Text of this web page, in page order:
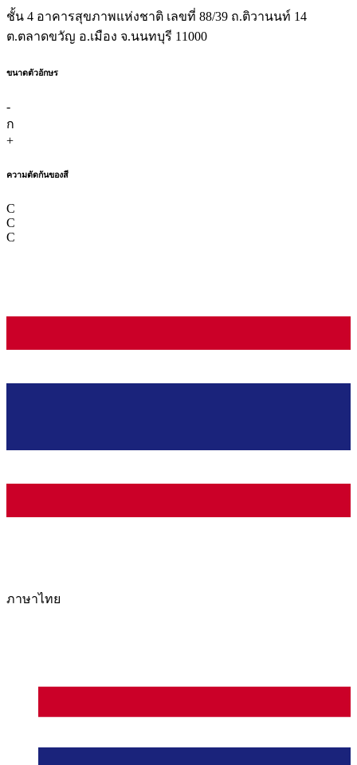
ชั้น 4 อาคารสุขภาพแห่งชาติ เลขที่ 88/39 ถ.ติวานนท์ 14
ต.ตลาดขวัญ อ.เมือง จ.นนทบุรี 11000
ขนาดตัวอักษร
-
ก
+
ความตัดกันของสี
C
C
C
ภาษาไทย